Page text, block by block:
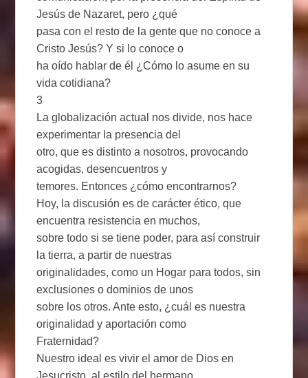
Jesús de Nazaret, pero ¿qué
pasa con el resto de la gente que no conoce a
Cristo Jesús? Y si lo conoce o
ha oído hablar de él ¿Cómo lo asume en su
vida cotidiana?
3
La globalización actual nos divide, nos hace
experimentar la presencia del
otro, que es distinto a nosotros, provocando
acogidas, desencuentros y
temores. Entonces ¿cómo encontrarnos?
Hoy, la discusión es de carácter ético, que
encuentra resistencia en muchos,
sobre todo si se tiene poder, para así construir
la tierra, a partir de nuestras
originalidades, como un Hogar para todos, sin
exclusiones o dominios de unos
sobre los otros. Ante esto, ¿cuál es nuestra
originalidad y aportación como
Fraternidad?
Nuestro ideal es vivir el amor de Dios en